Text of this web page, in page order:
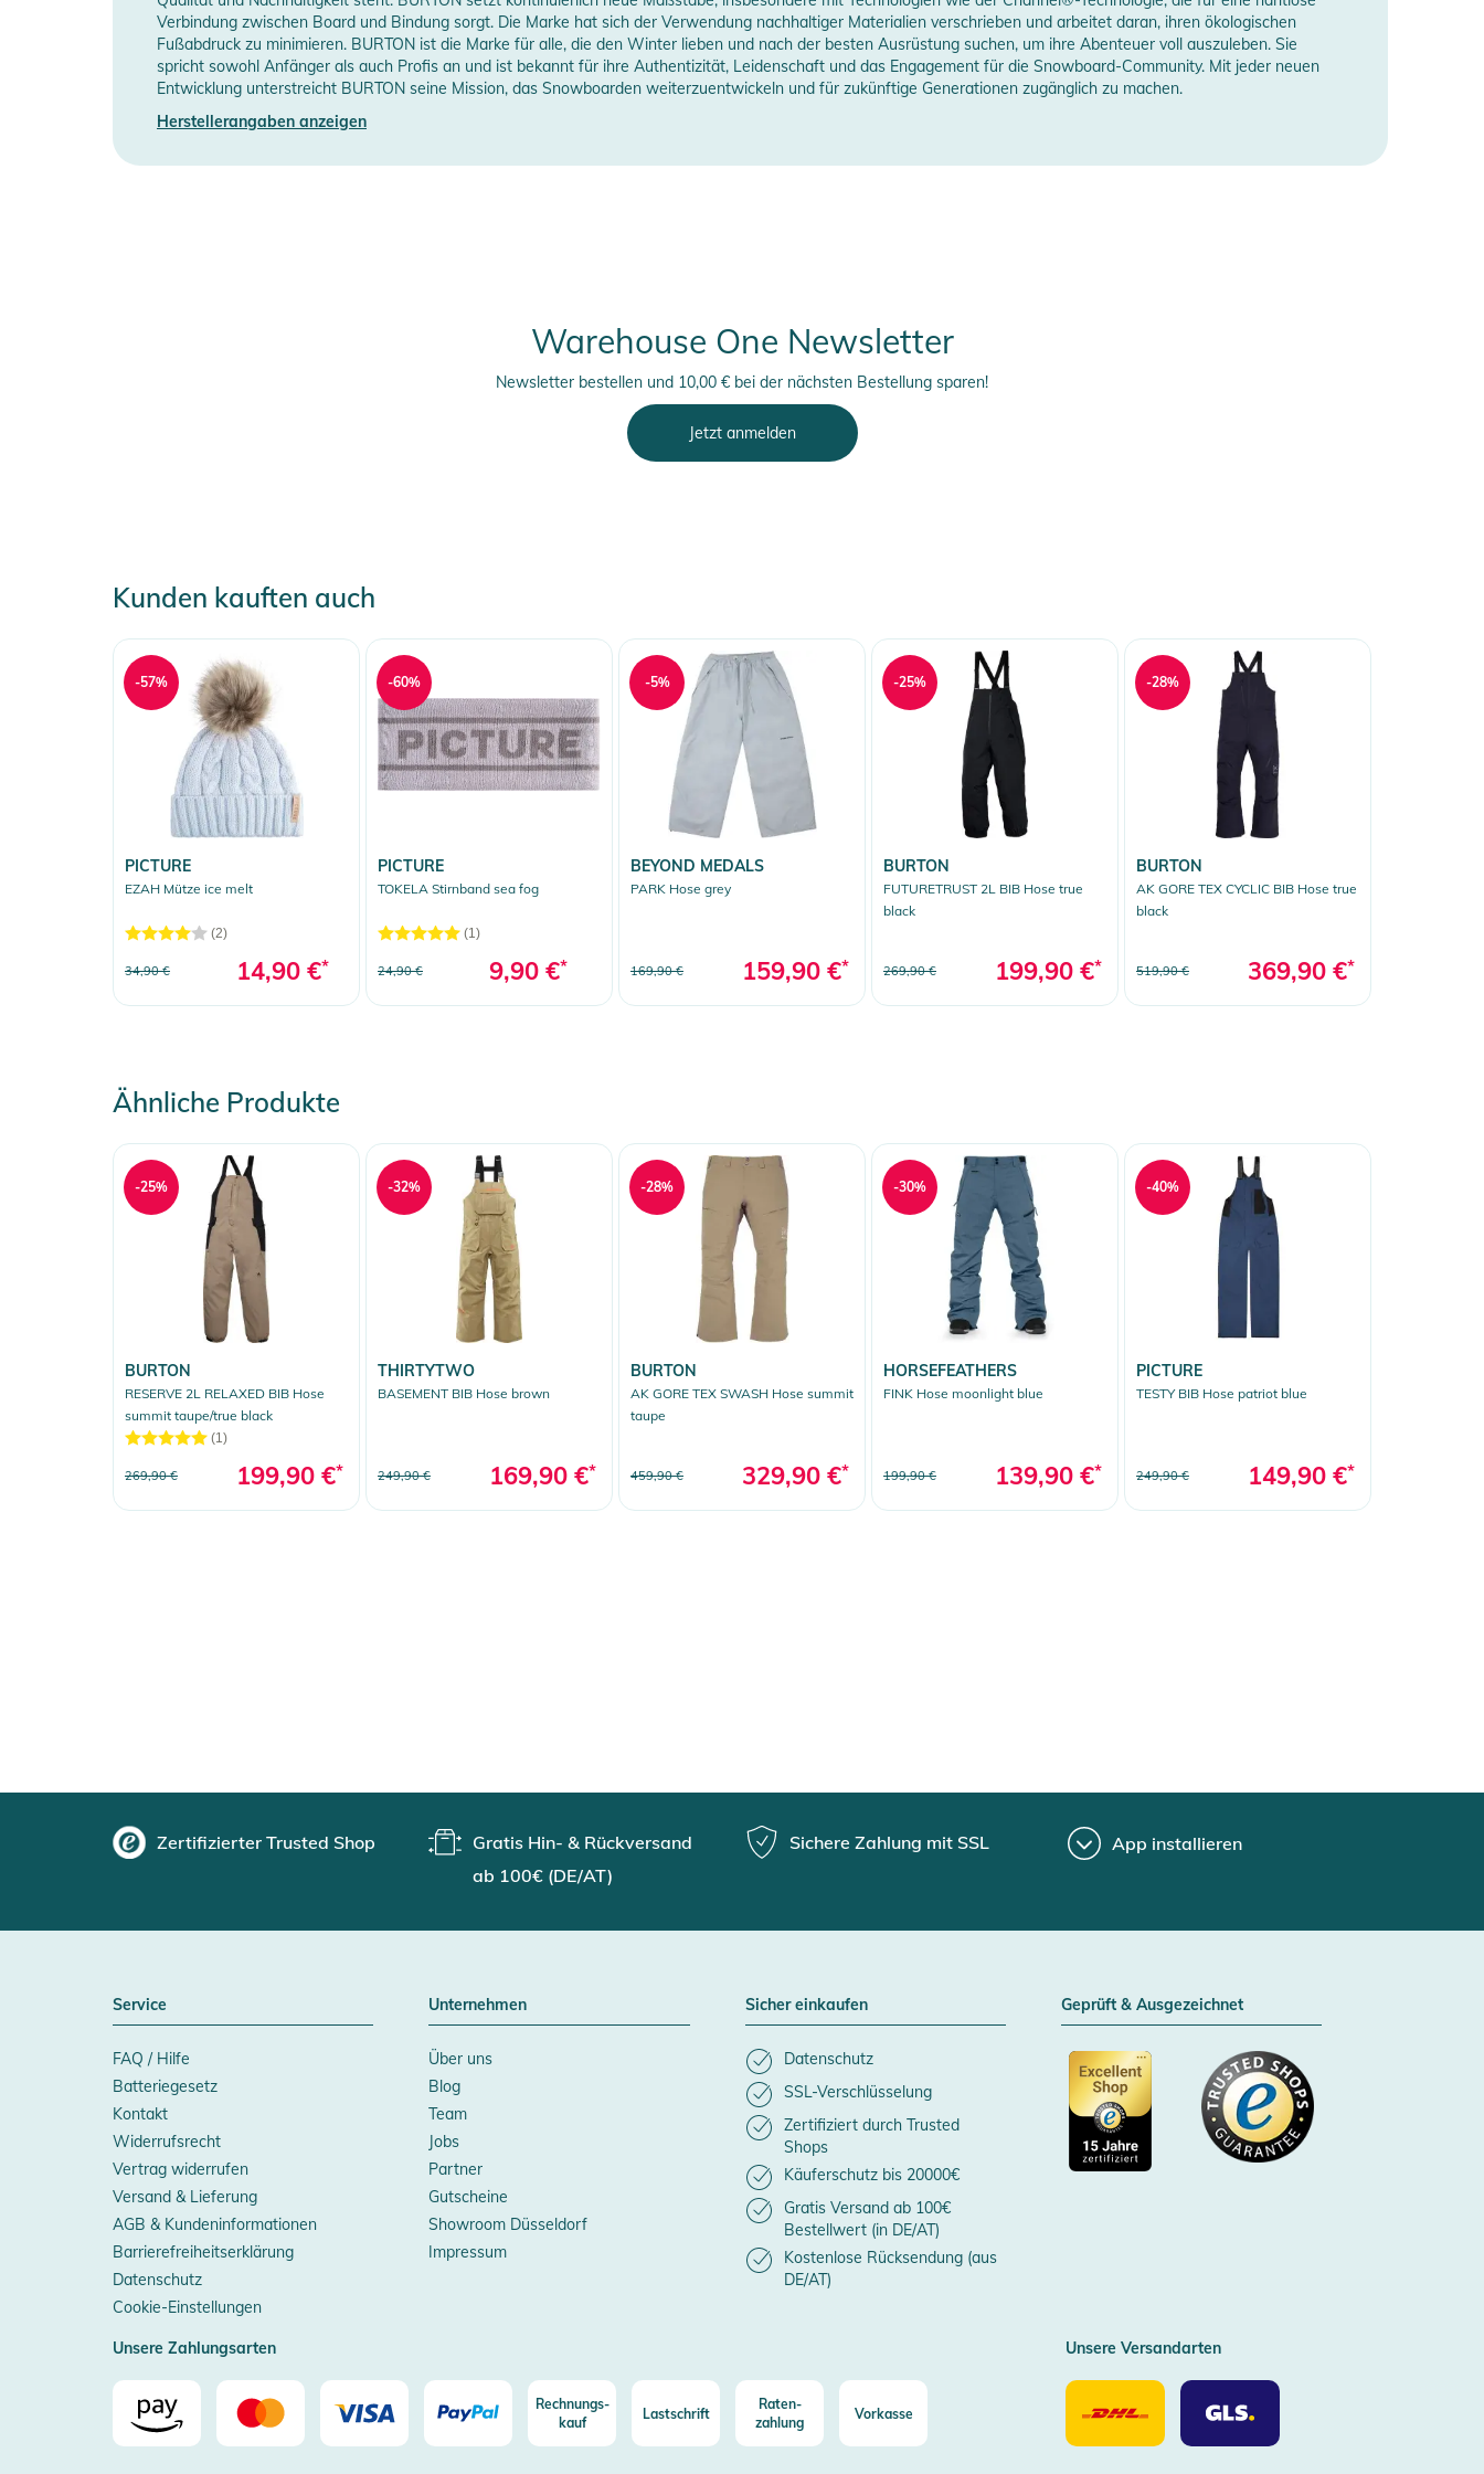
geeignet.
- All Die richtigen Taschen: Eine Kombination aus Außen- und Innentaschen, darunter
Handwärmetaschen, eine LVS-fähige Tasche aus Power Mesh mit Schlaufen und eine äußere
Brusttasche mit Stautaschen aus Power Mesh sowie Brusttaschen mit Reißverschluss und
Medienanschlüssen sorgen dafür, dass du deine Sachen sicher und in Reichweite hast.
Manufacturer Information Herstellerangaben anzeigen
Verbindung zwischen Board und Bindung sorgt. Die Marke hat sich der Verwendung nachhaltiger Materialien verschrieben und arbeitet daran, ihren ökologischen
Fußabdruck zu minimieren. BURTON ist die Marke für alle, die den Winter lieben und nach der besten Ausrüstung suchen, um ihre Abenteuer voll auszuleben. Sie
spricht sowohl Anfänger als auch Profis an und ist bekannt für ihre Authentizität, Leidenschaft und das Engagement für die Snowboard-Community. Mit jeder neuen
Entwicklung unterstreicht BURTON seine Mission, das Snowboarden weiterzuentwickeln und für zukünftige Generationen zugänglich zu machen.
Herstellerangaben anzeigen
Warehouse One Newsletter
Newsletter bestellen und 10,00 € bei der nächsten Bestellung sparen!
Jetzt anmelden
Kunden kauften auch
PICTURE
EZAH Mütze ice melt
(2)
34,90 € 14,90 €*
-57%
PICTURE
TOKELA Stirnband sea fog
(1)
24,90 € 9,90 €*
-60%
BEYOND MEDALS
PARK Hose grey
169,90 € 159,90 €*
-5%
BURTON
FUTURETRUST 2L BIB Hose true
black
269,90 € 199,90 €*
-25%
BURTON
AK GORE TEX CYCLIC BIB Hose true
black
519,90 € 369,90 €*
-28%
Ähnliche Produkte
BURTON
RESERVE 2L RELAXED BIB Hose
summit taupe/true black
(1)
269,90 € 199,90 €*
-25%
THIRTYTWO
BASEMENT BIB Hose brown
249,90 € 169,90 €*
-32%
BURTON
AK GORE TEX SWASH Hose summit
taupe
459,90 € 329,90 €*
-28%
HORSEFEATHERS
FINK Hose moonlight blue
199,90 € 139,90 €*
-30%
PICTURE
TESTY BIB Hose patriot blue
249,90 € 149,90 €*
-40%
Zertifizierter Trusted Shop
Gratis Hin- & Rückversand
ab 100€ (DE/AT)
Sichere Zahlung mit SSL App installieren
Service
FAQ / Hilfe
Batteriegesetz
Kontakt
Widerrufsrecht
Vertrag widerrufen
Versand & Lieferung
AGB & Kundeninformationen
Barrierefreiheitserklärung
Datenschutz
Cookie-Einstellungen
Unternehmen
Über uns
Blog
Team
Jobs
Partner
Gutscheine
Showroom Düsseldorf
Impressum
Sicher einkaufen
Datenschutz
SSL-Verschlüsselung
Zertifiziert durch Trusted
Shops
Käuferschutz bis 20000€
Gratis Versand ab 100€
Bestellwert (in DE/AT)
Kostenlose Rücksendung (aus
DE/AT)
Geprüft & Ausgezeichnet
Unsere Zahlungsarten
Rechnungs-
kauf
Lastschrift
Raten-
zahlung
Vorkasse
Unsere Versandarten
Unsere
Versandarten
DHL
Unsere
Versandarten
GLS